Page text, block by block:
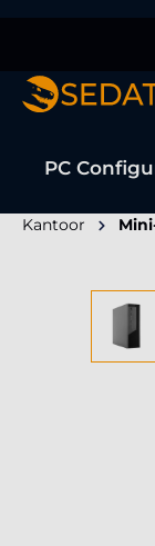
PC
Kantoor